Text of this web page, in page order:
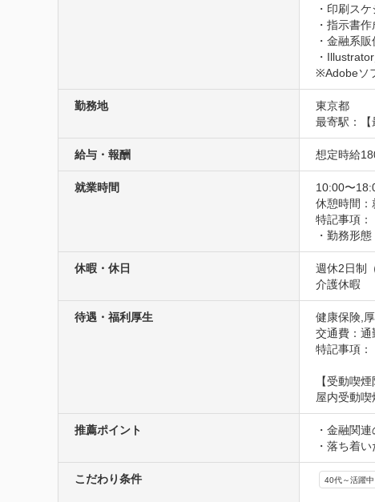
・印刷ス
・指示書
・金融系
・
※Adobeソ
勤務地
東京都
最寄駅：
給与・報酬 想定時給
就業時間
10:00〜
休憩時間：
特記事項：
・勤務形
休暇・休日
週休2日制
介護休暇
待遇・福利厚生
健康保険,
交通費：通
特記事項：
【受動喫煙
屋内受動喫
推薦ポイント
・金融関
・落ち着
こだわり条件 40代～活躍中